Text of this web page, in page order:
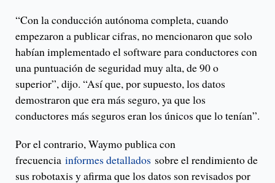
“Con la conducción autónoma completa, cuando
empezaron a publicar cifras, no mencionaron que solo
habían implementado el software para conductores con
una puntuación de seguridad muy alta, de 90 o
superior”, dijo. “Así que, por supuesto, los datos
demostraron que era más seguro, ya que los
conductores más seguros eran los únicos que lo tenían”.
Por el contrario, Waymo publica con
frecuencia informes detallados sobre el rendimiento de
sus robotaxis y afirma que los datos son revisados ​​por